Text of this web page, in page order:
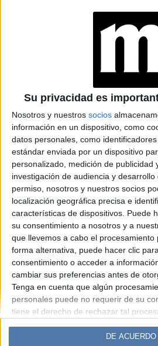
Su privacidad es
Nosotros y nuestros socios
información en un dispositivo, como
datos personales, como
estándar enviada por un dispositivo
personalizado, medición de publicidad
investigación de audiencia y desarrollo
permiso, nosotros y nuestros socios
localización geográfica precisa e
características de dispositivos. Puede
su consentimiento a nosotros y a
que llevemos a cabo el
forma alternativa, puede hacer clic
consentimiento o acceder a
cambiar sus preferencias antes de
Tenga en cuenta que algún
personales puede no requerir de su
tiene el derecho de rechazar tal
sus preferencias o retirar suDE ACUERDO
Stresslaxation:
relajarse deja
estresada a la
gente
Espacio
Diario Perfil Caras
Hombre
Weekend
Lunateen